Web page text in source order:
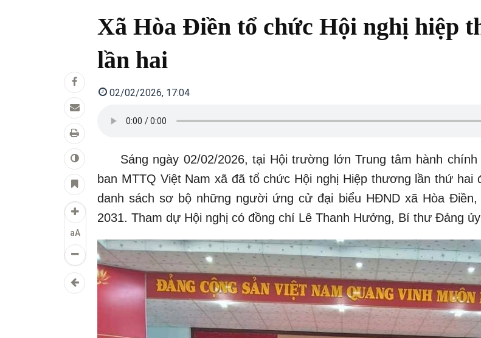
aA
Xã Hòa Điền tổ chức Hội nghị hiệp
lần hai
02/02/2026, 17:04
Sáng ngày 02/02/2026, tại Hội trường lớn Trung tâm hành chính
ban MTTQ Việt Nam xã đã tổ chức Hội nghị Hiệp thương lần thứ hai
danh sách sơ bộ những người ứng cử đại biểu HĐND xã Hòa Điền,
2031. Tham dự Hội nghị có đồng chí Lê Thanh Hưởng, Bí thư Đảng